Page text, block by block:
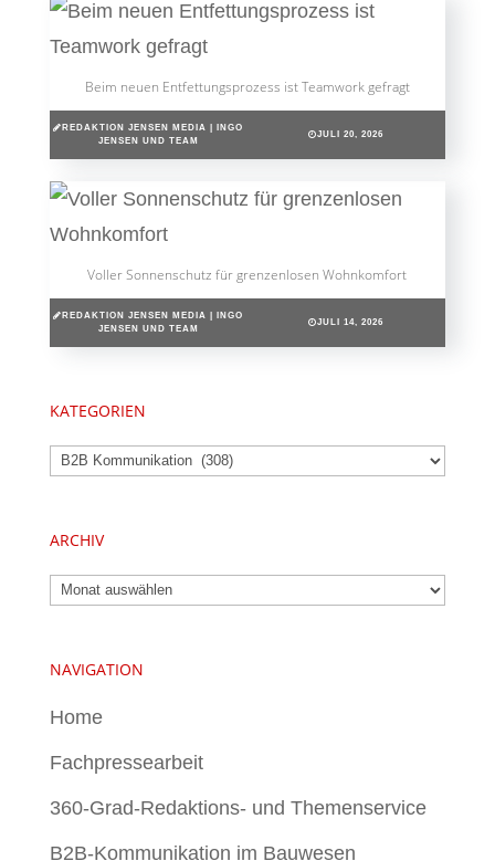
Beim neuen Entfettungsprozess ist Teamwork gefragt
REDAKTION JENSEN MEDIA | INGO
JENSEN UND TEAM
JULI 20, 2026
Voller Sonnenschutz für grenzenlosen Wohnkomfort
REDAKTION JENSEN MEDIA | INGO
JENSEN UND TEAM
JULI 14, 2026
KATEGORIEN
Kategorien
ARCHIV
Archiv
NAVIGATION
Home
Fachpressearbeit
360-Grad-Redaktions- und Themenservice
B2B-Kommunikation im Bauwesen